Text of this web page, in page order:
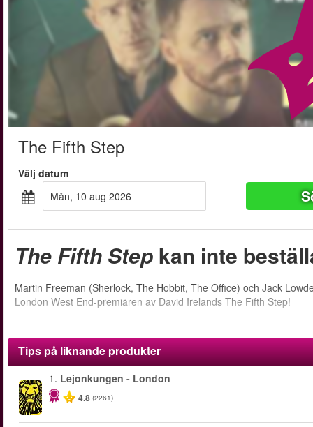
The Fifth Step
Välj datum
mån, 10 aug 2026
The Fifth Step kan inte
Martin Freeman (Sherlock, The Hobbit, The Office) och Jack
London West End-premiären av David Irelands The Fifth Step!
Tips på liknande produkter
1. Lejonkungen - London
4.8 (2261)